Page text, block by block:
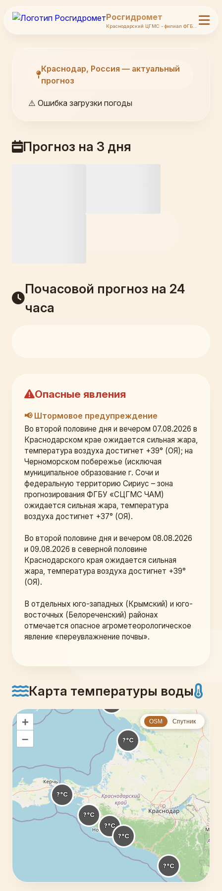
Росгидромет
Краснодар, Россия — актуальный
прогноз
⚠️ Ошибка загрузки погоды
Прогноз на 3 дня
Почасовой прогноз на 24
часа
Опасные явления
📢 Штормовое предупреждение
Во второй половине дня и вечером 07.08.2026 в
Краснодарском крае ожидается сильная жара,
температура воздуха достигнет +39° (ОЯ); на
Черноморском побережье (исключая
муниципальное образование г. Сочи и
федеральную территорию Сириус – зона
прогнозирования ФГБУ «СЦГМС ЧАМ)
ожидается сильная жара, температура
воздуха достигнет +37° (ОЯ).
Во второй половине дня и вечером 08.08.2026
и 09.08.2026 в северной половине
Краснодарского края ожидается сильная
жара, температура воздуха достигнет +39°
(ОЯ).
В отдельных юго-западных (Крымский) и юго-
восточных (Белореченский) районах
отмечается опасное агрометеорологическое
явление «переувлажнение почвы».
Карта температуры воды
OSM Спутник
+
–